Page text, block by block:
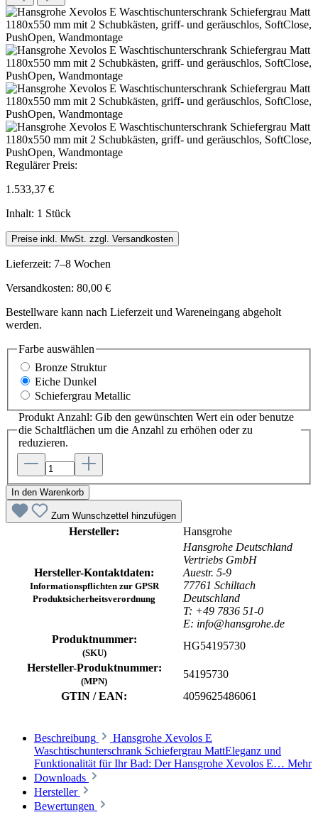
Regulärer Preis:
1.533,37 €
Inhalt: 1 Stück
Preise inkl. MwSt. zzgl. Versandkosten
Lieferzeit: 7–8 Wochen
Versandkosten: 80,00 €
Bestellware kann nach Lieferzeit und Wareneingang abgeholt
werden.
Farbe auswählen
Bronze Struktur
Eiche Dunkel
Schiefergrau Metallic
Produkt Anzahl: Gib den gewünschten Wert ein oder benutze
die Schaltflächen um die Anzahl zu erhöhen oder zu
reduzieren.
In den Warenkorb
Zum Wunschzettel hinzufügen
Hersteller: Hansgrohe
Hersteller-Kontaktdaten:
Informationspflichten zur GPSR
Produktsicherheitsverordnung
Hansgrohe Deutschland
Vertriebs GmbH
Auestr. 5-9
77761 Schiltach
Deutschland
T: +49 7836 51-0
E: info@hansgrohe.de
Produktnummer:
(SKU)
HG54195730
Hersteller-Produktnummer:
(MPN)
54195730
GTIN / EAN:
4059625486061
Beschreibung
Hansgrohe Xevolos E
Waschtischunterschrank Schiefergrau MattEleganz und
Funktionalität für Ihr Bad: Der Hansgrohe Xevolos E… Mehr
Downloads
Hersteller
Bewertungen